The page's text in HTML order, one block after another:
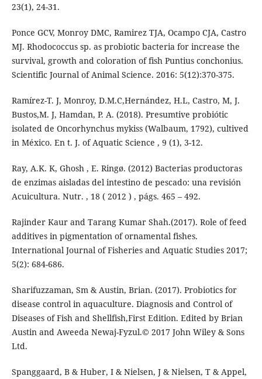
23(1), 24-31.
Ponce GCV, Monroy DMC, Ramirez TJA, Ocampo CJA, Castro
MJ. Rhodococcus sp. as probiotic bacteria for increase the
survival, growth and coloration of fish Puntius conchonius.
Scientific Journal of Animal Science. 2016: 5(12):370-375.
Ramírez-T. J, Monroy, D.M.C,Hernández, H.L, Castro, M, J.
Bustos,M. J, Hamdan, P. A. (2018). Presumtive probiótic
isolated de Oncorhynchus mykiss (Walbaum, 1792), cultived
in México. En t. J. of Aquatic Science , 9 (1), 3-12.
Ray, A.K. K, Ghosh , E. Ringø. (2012) Bacterias productoras
de enzimas aisladas del intestino de pescado: una revisión
Acuicultura. Nutr. , 18 ( 2012 ) , págs. 465 – 492.
Rajinder Kaur and Tarang Kumar Shah.(2017). Role of feed
additives in pigmentation of ornamental fishes.
International Journal of Fisheries and Aquatic Studies 2017;
5(2): 684-686.
Sharifuzzaman, Sm & Austin, Brian. (2017). Probiotics for
disease control in aquaculture. Diagnosis and Control of
Diseases of Fish and Shellfish,First Edition. Edited by Brian
Austin and Aweeda Newaj-Fyzul.© 2017 John Wiley & Sons
Ltd.
Spanggaard, B & Huber, I & Nielsen, J & Nielsen, T & Appel,